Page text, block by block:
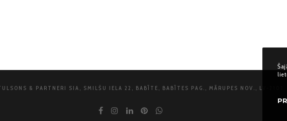
& PARTNERI SIA, SMILŠU IELA 22, BABĪTE, BABĪTES PAG., MĀRUPES NOV., LV-2101